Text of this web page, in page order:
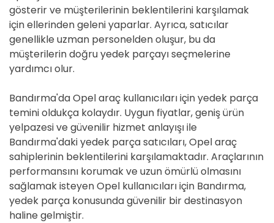
gösterir ve müşterilerinin beklentilerini karşılamak
için ellerinden geleni yaparlar. Ayrıca, satıcılar
genellikle uzman personelden oluşur, bu da
müşterilerin doğru yedek parçayı seçmelerine
yardımcı olur.
Bandırma'da Opel araç kullanıcıları için yedek parça
temini oldukça kolaydır. Uygun fiyatlar, geniş ürün
yelpazesi ve güvenilir hizmet anlayışı ile
Bandırma'daki yedek parça satıcıları, Opel araç
sahiplerinin beklentilerini karşılamaktadır. Araçlarının
performansını korumak ve uzun ömürlü olmasını
sağlamak isteyen Opel kullanıcıları için Bandırma,
yedek parça konusunda güvenilir bir destinasyon
haline gelmiştir.